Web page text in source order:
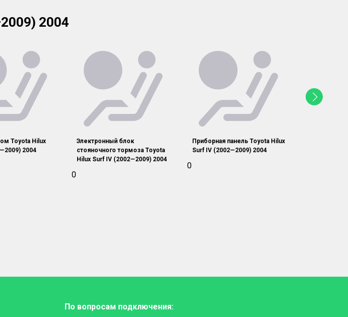
2004
Toyota Hilux
2004
Электронный блок
стояночного тормоза Toyota
Hilux Surf IV (2002—2009) 2004
0
Приборная панель Toyota Hilux
Surf IV (2002—2009) 2004
0
По вопросам подключения: